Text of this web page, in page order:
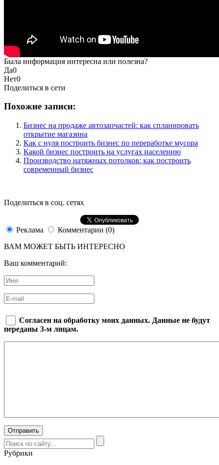
Была информация интересна или полезна?
Да0
Нет0
Поделиться в сети
Похожие записи:
Бизнес на продаже автозапчастей: как спланировать
открытие магазина
Как с нуля построить бизнес по переработке мусора
Какой бизнес построить на услугах населению
Производство натяжных потолков: как построить
современный бизнес
Поделиться в соц. сетях
Реклама
Комментарии (0)
ВАМ МОЖЕТ БЫТЬ ИНТЕРЕСНО
Ваш комментарий:
Согласен на обработку моих данных. Данные не будут
переданы 3-м лицам.
Рубрики